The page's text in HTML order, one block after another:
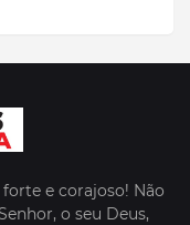
e corajoso! Não
o seu Deus,